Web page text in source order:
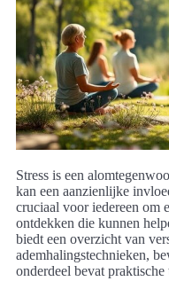
Stress is een
kan een aanzienlijke
cruciaal voor iedereen om
ontdekken die kunnen
biedt een overzicht van
ademhalingstechnieken,
onderdeel bevat